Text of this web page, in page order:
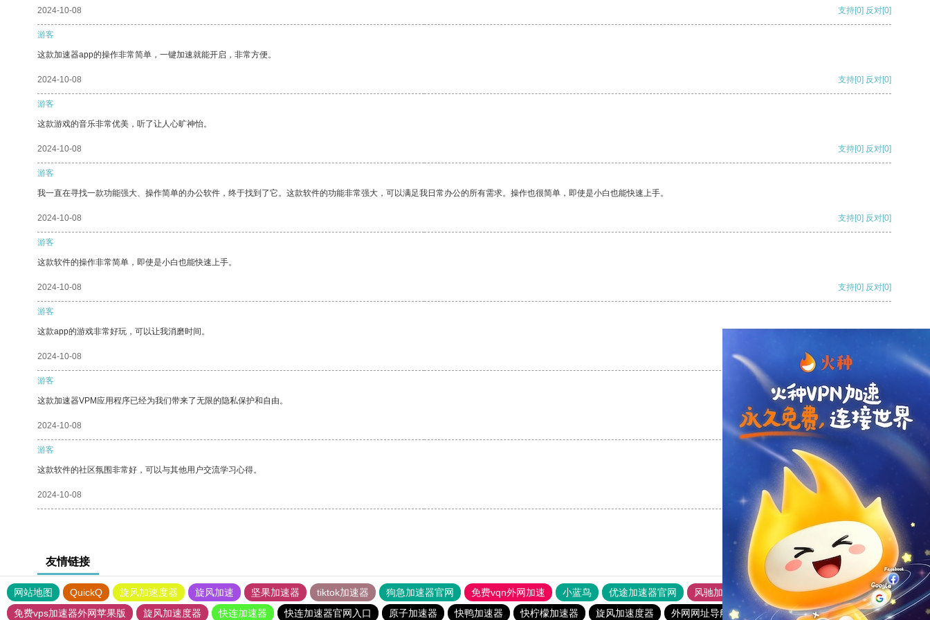
2024-10-08 支持[0] 反对[0]
游客
这款加速器app的操作非常简单，一键加速就能开启，非常方便。
2024-10-08 支持[0] 反对[0]
游客
这款游戏的音乐非常优美，听了让人心旷神怡。
2024-10-08 支持[0] 反对[0]
游客
我一直在寻找一款功能强大、操作简单的办公软件，终于找到了它。这款软件的功能非常强大，可以满足我日常办公的所有需求。操作也很简单，即使是小白也能快速上手。
2024-10-08 支持[0] 反对[0]
游客
这款软件的操作非常简单，即使是小白也能快速上手。
2024-10-08 支持[0] 反对[0]
游客
这款app的游戏非常好玩，可以让我消磨时间。
2024-10-08 支持
游客
这款加速器VPM应用程序已经为我们带来了无限的隐私保护和自由。
2024-10-08 支持[0] 反对[0]
游客
这款软件的社区氛围非常好，可以与其他用户交流学习心得。
2024-10-08 支持[0] 反对[0]
友情链接
网站地图 QuickQ 旋风加速度器 旋风加速 坚果加速器 tiktok加速器 狗急加速器官网 免费vqn外网加速 小蓝鸟 优途加速器官网 风驰加速器
旋风加速器
免费vps加速器外网苹果版
旋风加速度器 快连加速器 快连加速器官网入口 原子加速器 快鸭加速器 快柠檬加速器 旋风加速度器 外网网址导航 软件中心 月兔加速器